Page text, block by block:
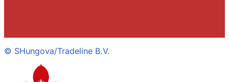
© SHungova/Tradeline B.V.